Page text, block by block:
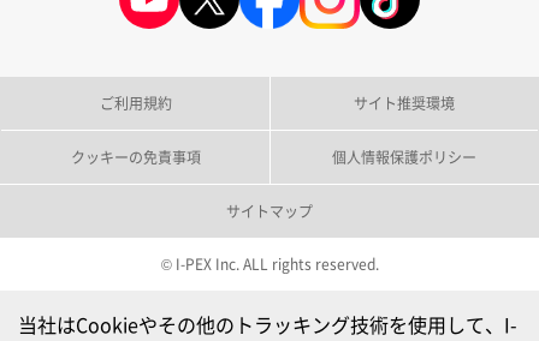
当社はCookieやその他のトラッキング技術を使用して、I-
ご利用規約 サイト推奨環境
クッキーの免責事項 個人情報保護ポリシー
サイトマップ
© I-PEX Inc. ALL rights reserved.